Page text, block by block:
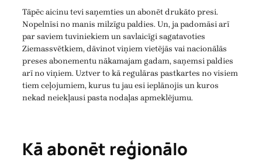
Tāpēc aicinu tevi saņemties un abonēt drukāto presi.
Nopelnīsi no manis milzīgu paldies. Un, ja padomāsi arī
par saviem tuviniekiem un savlaicīgi sagatavoties
Ziemassvētkiem, dāvinot viņiem vietējās vai nacionālās
preses abonementu nākamajam gadam, saņemsi paldies
arī no viņiem. Uztver to kā regulāras pastkartes no visiem
tiem ceļojumiem, kurus tu jau esi ieplānojis un kuros
nekad neiekļausi pasta nodaļas apmeklējumu.
Kā abonēt reģionālo